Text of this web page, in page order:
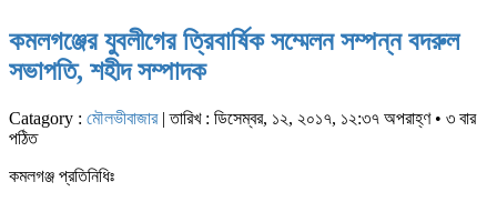
কমলগঞ্জের যুবলীগের ত্রিবার্ষিক সম্মেলন সম্পন্ন বদরুল
সভাপতি, শহীদ সম্পাদক
Catagory : মৌলভীবাজার| তারিখ : ডিসেম্বর, ১২, ২০১৭, ১২:৩৭ অপরাহ্ণ • ৩ বার
পঠিত
কমলগঞ্জ প্রতিনিধিঃ